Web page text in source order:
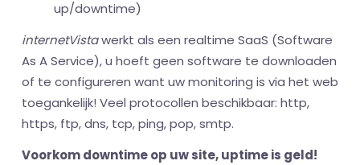
up/downtime)
internetVistawerkt als een realtime SaaS (Software
As A Service), u hoeft geen software te downloaden
of te configureren want uw monitoring is via het web
toegankelijk! Veel protocollen beschikbaar: http,
https, ftp, dns, tcp, ping, pop, smtp.
Voorkom downtime op uw site, uptime is geld!